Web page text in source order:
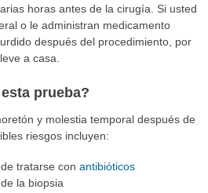
horas antes de la cirugía. Si usted
o le administran medicamento
después del procedimiento, por
a casa.
prueba?
y molestia temporal después de
riesgos incluyen:
tratarse con antibióticos
la biopsia